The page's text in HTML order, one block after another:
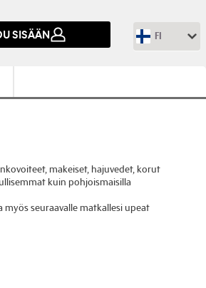
SISÄÄN FI
makeiset, hajuvedet, korut
kuin pohjoismaisilla
seuraavalle matkallesi upeat